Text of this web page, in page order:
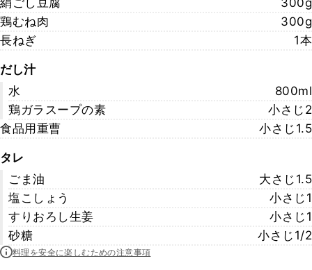
絹ごし豆腐
300g
鶏むね肉
300g
長ねぎ
1本
だし汁
水
800ml
鶏ガラスープの素
小さじ2
食品用重曹
小さじ1.5
タレ
ごま油
大さじ1.5
塩こしょう
小さじ1
すりおろし生姜
小さじ1
砂糖
小さじ1/2
料理を安全に楽しむための注意事項